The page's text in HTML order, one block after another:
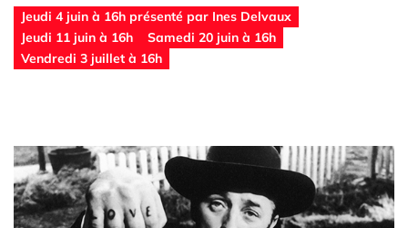
Jeudi 4 juin à 16h présenté par Ines Delvaux
Jeudi 11 juin à 16h
Samedi 20 juin à 16h
Vendredi 3 juillet à 16h